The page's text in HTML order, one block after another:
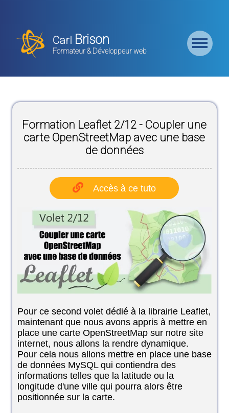
Carl Brison
Formateur & Développeur web
Formation
Backend
Formation
Frontend
Logiciel
Bundles
Formation Leaflet 2/12 - Coupler une
carte OpenStreetMap avec une base
de données
Accès à ce tuto
Pour ce second volet dédié à la librairie Leaflet,
maintenant que nous avons appris à mettre en
place une carte OpenStreetMap sur notre site
internet, nous allons la rendre dynamique.
Pour cela nous allons mettre en place une base
de données MySQL qui contiendra des
informations telles que la latitude ou la
longitude d'une ville qui pourra alors être
positionnée sur la carte.